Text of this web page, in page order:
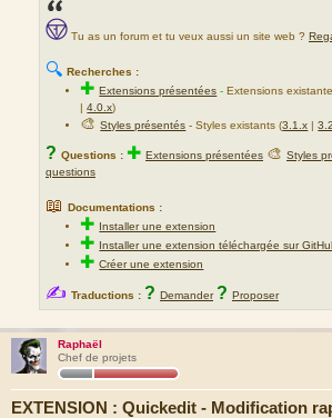
Tu as un forum et tu veux aussi un site web ?
🔍 Recherches :
✚Extensions présentées -Extensions
|4.0.x)
🎨Styles présentés - Styles existants (3.1.x |
? Questions : ✚ Extensions présentées 🎨 Styles
questions
📖 Documentations :
✚ Installer une extension
✚ Installer une extension téléchargée sur
✚Créer une extension
✍ Traductions : ? Demander ? Proposer
Raphaël
Chef de projets
EXTENSION : Quickedit - Modification